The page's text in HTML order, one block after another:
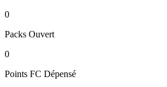
0
Packs Ouvert
0
Points FC Dépensé